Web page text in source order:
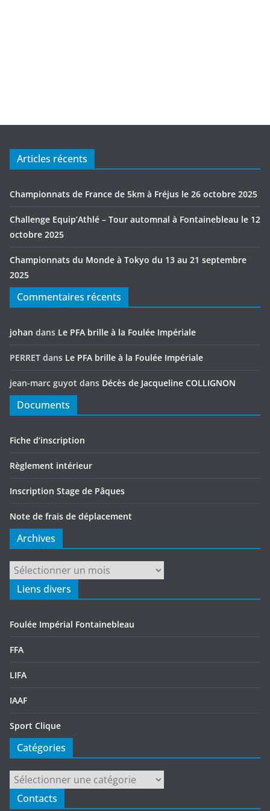
Articles récents
Championnats de France de 5km à Fréjus le 26 octobre 2025
Challenge Equip’Athlé – Tour automnal à Fontainebleau le 12
octobre 2025
Championnats du Monde à Tokyo du 13 au 21 septembre
2025
Commentaires récents
johan dans Le PFA brille à la Foulée Impériale
PERRET dans Le PFA brille à la Foulée Impériale
jean-marc guyot dans Décès de Jacqueline COLLIGNON
Documents
Fiche d’inscription
Règlement intérieur
Inscription Stage de Pâques
Note de frais de déplacement
Archives
Archives
Liens divers
Foulée Impérial Fontainebleau
FFA
LIFA
IAAF
Sport Clique
Catégories
Catégories
Contacts